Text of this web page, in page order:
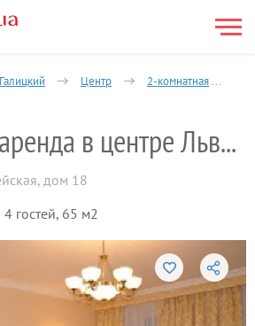
Галицкий Центр 2-комнатная
суточная аренда в центре Львова
дом 18
гостей, 65 м2